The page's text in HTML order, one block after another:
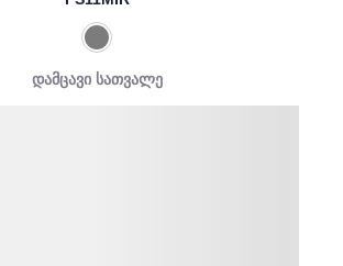
დამცავი სათვალე